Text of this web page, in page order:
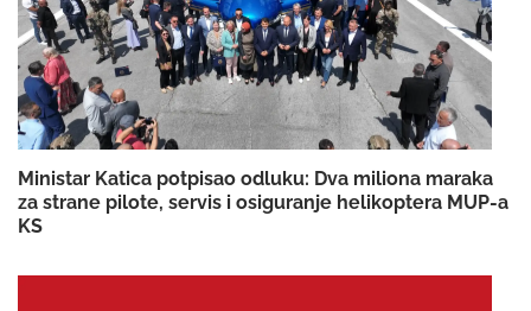
Ministar Katica potpisao odluku: Dva miliona maraka
za strane pilote, servis i osiguranje helikoptera MUP-a
KS